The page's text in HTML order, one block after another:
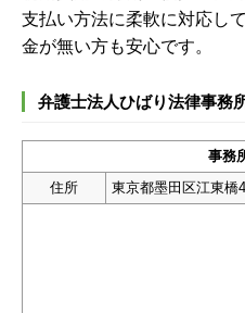
支払い方法に柔軟に対応し
金が無い方も安心です。
弁護士法人ひばり法律事務
事務
住所
東京都墨田区江東橋